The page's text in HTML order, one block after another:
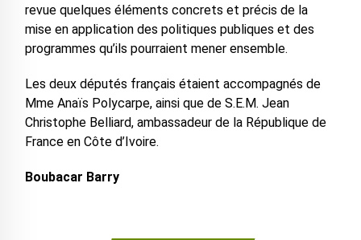
revue quelques éléments concrets et précis de la
mise en application des politiques publiques et des
programmes qu’ils pourraient mener ensemble.
Les deux députés français étaient accompagnés de
Mme Anaïs Polycarpe, ainsi que de S.E.M. Jean
Christophe Belliard, ambassadeur de la République de
France en Côte d’Ivoire.
Boubacar Barry